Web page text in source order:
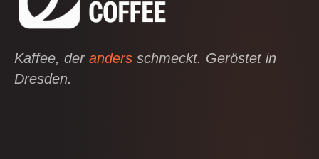
Kaffee, der anders schmeckt. Geröstet in
Dresden.